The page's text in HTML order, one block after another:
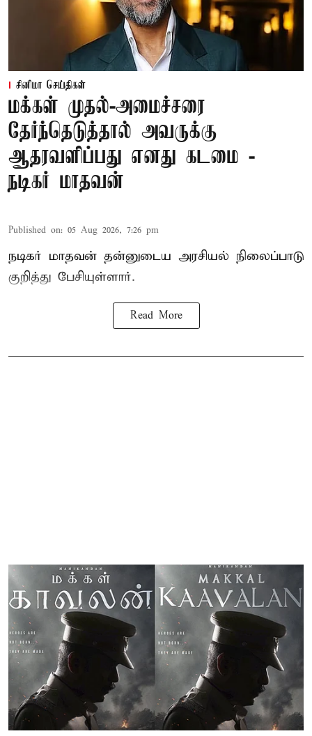
சினிமா செய்திகள்
மக்கள் முதல்-அமைச்சரை
தேர்ந்தெடுத்தால் அவருக்கு
ஆதரவளிப்பது எனது கடமை -
நடிகர் மாதவன்
Published on: 05 Aug 2026, 7:26 pm
நடிகர் மாதவன் தன்னுடைய அரசியல் நிலைப்பாடு
குறித்து பேசியுள்ளார்.
Read More